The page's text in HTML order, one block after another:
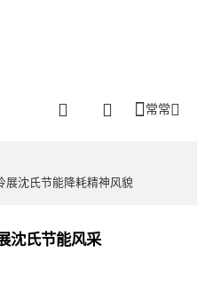
常常
展沈氏节能降耗精神风貌
沈氏节能风采